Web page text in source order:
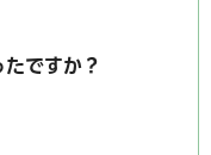
ですか？